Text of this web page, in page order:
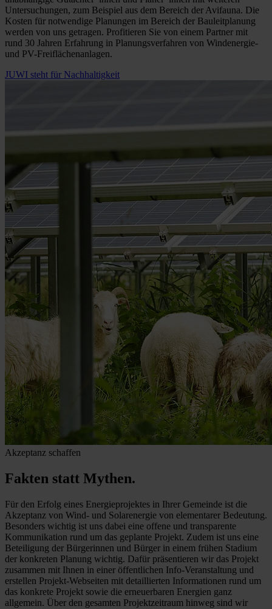
Untersuchungen, zum Beispiel aus dem Bereich der Avifauna. Die
Kosten für notwendige Planungen im Bereich der Bauleitplanung
werden von uns getragen. Profitieren Sie von einem Partner mit
rund 30 Jahren Erfahrung in Planungsverfahren von Windenergie-
und PV-Freiflächenanlagen.
JUWI steht für Nachhaltigkeit
Akzeptanz schaffen
Fakten statt Mythen.
Für den Erfolg eines Energieprojektes in Ihrer Gemeinde ist die
Akzeptanz von Wind- und Solarenergie von elementarer Bedeutung.
Besonders wichtig ist uns dabei eine offene und transparente
Kommunikation rund um das geplante Projekt. Zudem ist uns eine
Beteiligung der Bürgerinnen und Bürger in einem frühen Stadium
der konkreten Planung wichtig. Dafür präsentieren wir das Projekt
zusammen mit Ihnen in einer öffentlichen Info-Veranstaltung und
erstellen Projekt-Webseiten mit detaillierten Informationen rund um
das konkrete Projekt sowie die erneuerbaren Energien ganz
allgemein. Über den gesamten Projektzeitraum hinweg sind wir